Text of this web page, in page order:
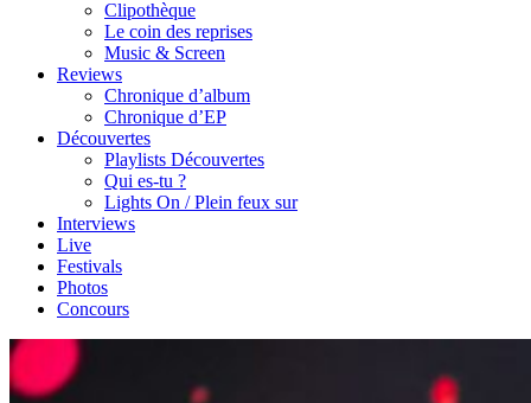
Clipothèque
Le coin des reprises
Music & Screen
Reviews
Chronique d’album
Chronique d’EP
Découvertes
Playlists Découvertes
Qui es-tu ?
Lights On / Plein feux sur
Interviews
Live
Festivals
Photos
Concours